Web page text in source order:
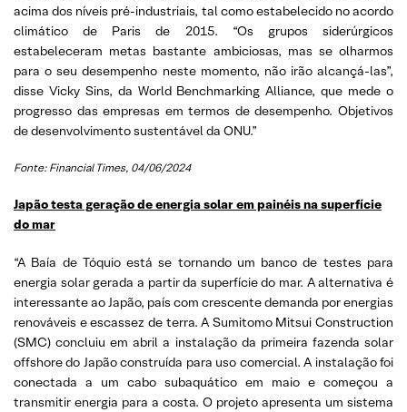
acima dos níveis pré-industriais, tal como estabelecido no acordo
climático de Paris de 2015. “Os grupos siderúrgicos
estabeleceram metas bastante ambiciosas, mas se olharmos
para o seu desempenho neste momento, não irão alcançá-las”,
disse Vicky Sins, da World Benchmarking Alliance, que mede o
progresso das empresas em termos de desempenho. Objetivos
de desenvolvimento sustentável da ONU.”
Fonte: Financial Times, 04/06/2024
Japão testa geração de energia solar em painéis na superfície
do mar
“A Baía de Tóquio está se tornando um banco de testes para
energia solar gerada a partir da superfície do mar. A alternativa é
interessante ao Japão, país com crescente demanda por energias
renováveis e escassez de terra. A Sumitomo Mitsui Construction
(SMC) concluiu em abril a instalação da primeira fazenda solar
offshore do Japão construída para uso comercial. A instalação foi
conectada a um cabo subaquático em maio e começou a
transmitir energia para a costa. O projeto apresenta um sistema